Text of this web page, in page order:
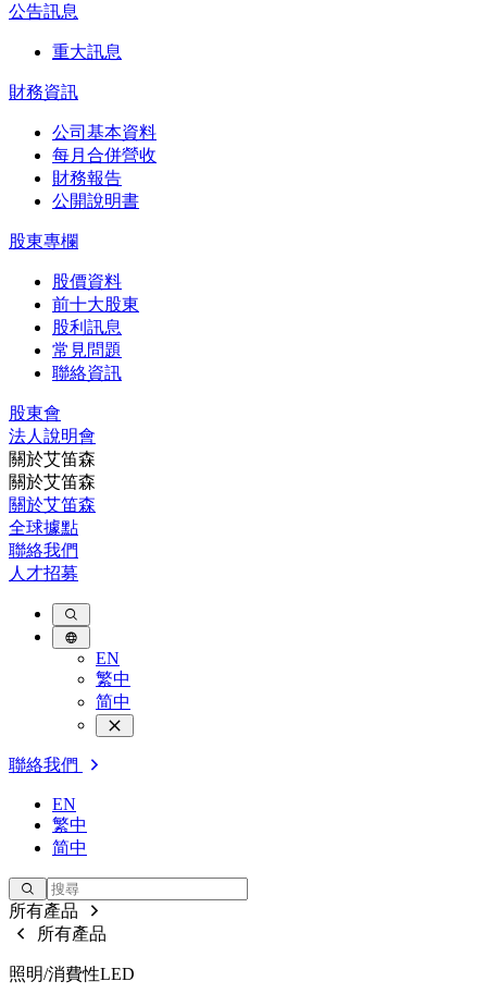
公告訊息
重大訊息
財務資訊
公司基本資料
每月合併營收
財務報告
公開說明書
股東專欄
股價資料
前十大股東
股利訊息
常見問題
聯絡資訊
股東會
法⼈說明會
關於艾笛森
關於艾笛森
關於艾笛森
全球據點
聯絡我們
人才招募
EN
繁中
简中
聯絡我們
EN
繁中
简中
所有產品
所有產品
照明/消費性LED